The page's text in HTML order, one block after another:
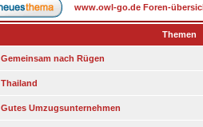
www.owl-go.de Foren-
Themen
Gemeinsam nach Rügen
Thailand
Gutes Umzugsunternehmen